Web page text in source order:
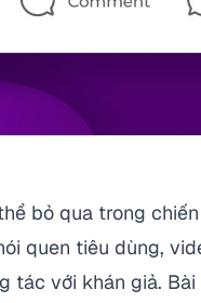
bỏ qua trong
quen tiêu dùng,
tác với khán giả.